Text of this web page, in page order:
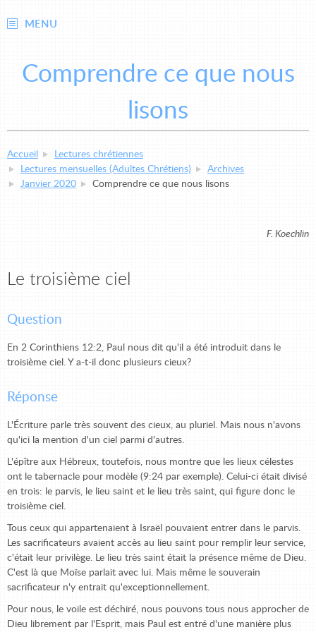
MENU
Comprendre ce que nous
lisons
Accueil
Lectures chrétiennes
Lectures mensuelles (Adultes Chrétiens)
Archives
Janvier 2020
Comprendre ce que nous lisons
F. Koechlin
Le troisième ciel
Question
En 2 Corinthiens 12:2, Paul nous dit qu'il a été introduit dans le
troisième ciel. Y a-t-il donc plusieurs cieux?
Réponse
L'Écriture parle très souvent des cieux, au pluriel. Mais nous n'avons
qu'ici la mention d'un ciel parmi d'autres.
L'épître aux Hébreux, toutefois, nous montre que les lieux célestes
ont le tabernacle pour modèle (9:24 par exemple). Celui-ci était divisé
en trois: le parvis, le lieu saint et le lieu très saint, qui figure donc le
troisième ciel.
Tous ceux qui appartenaient à Israël pouvaient entrer dans le parvis.
Les sacrificateurs avaient accès au lieu saint pour remplir leur service,
c'était leur privilège. Le lieu très saint était la présence même de Dieu.
C'est là que Moïse parlait avec lui. Mais même le souverain
sacrificateur n'y entrait qu'exceptionnellement.
Pour nous, le voile est déchiré, nous pouvons tous nous approcher de
Dieu librement par l'Esprit, mais Paul est entré d'une manière plus